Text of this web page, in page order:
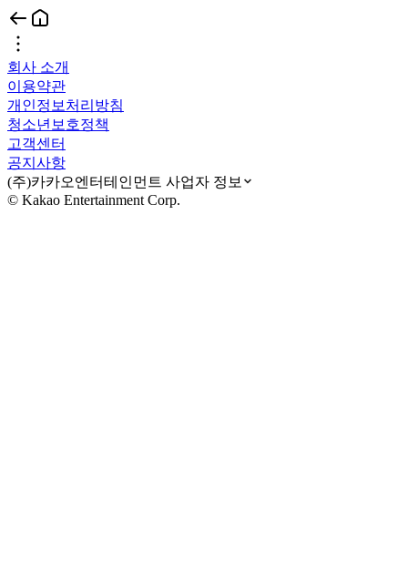
회사 소개
이용약관
개인정보처리방침
청소년보호정책
고객센터
공지사항
(주)카카오엔터테인먼트 사업자 정보
© Kakao Entertainment Corp.